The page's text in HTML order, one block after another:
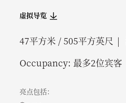
虚拟导览
47平方米 /505平方英尺
Occupancy: 最多2位宾客
亮点包括：